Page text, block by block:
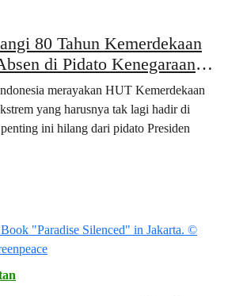
80 Tahun Kemerdekaan
di Pidato Kenegaraan
merayakan HUT Kemerdekaan
yang harusnya tak lagi hadir di
ini hilang dari pidato Presiden